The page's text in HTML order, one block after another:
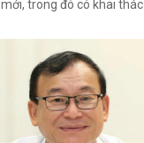
trong đó có khai